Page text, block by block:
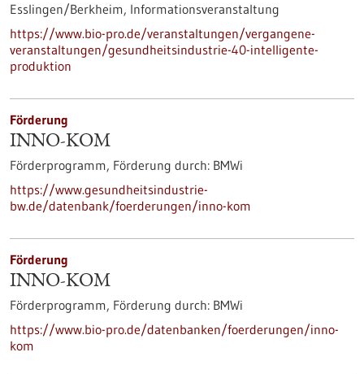
Esslingen/Berkheim, Informationsveranstaltung
https://www.bio-pro.de/veranstaltungen/vergangene-
veranstaltungen/gesundheitsindustrie-40-intelligente-
produktion
Förderung
INNO-KOM
Förderprogramm, Förderung durch: BMWi
https://www.gesundheitsindustrie-
bw.de/datenbank/foerderungen/inno-kom
Förderung
INNO-KOM
Förderprogramm, Förderung durch: BMWi
https://www.bio-pro.de/datenbanken/foerderungen/inno-
kom